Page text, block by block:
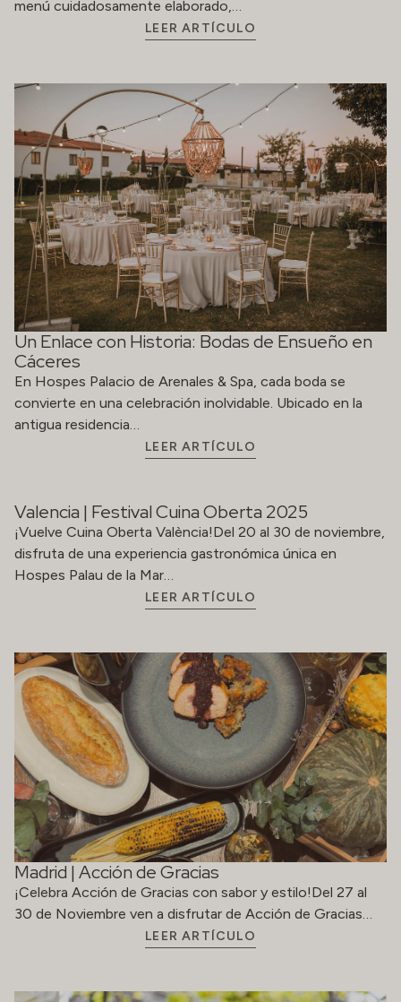
menú cuidadosamente elaborado,…
LEER ARTÍCULO
Un Enlace con Historia: Bodas de Ensueño en
Cáceres
En Hospes Palacio de Arenales & Spa, cada boda se
convierte en una celebración inolvidable. Ubicado en la
antigua residencia…
LEER ARTÍCULO
Valencia | Festival Cuina Oberta 2025
¡Vuelve Cuina Oberta València!Del 20 al 30 de noviembre,
disfruta de una experiencia gastronómica única en
Hospes Palau de la Mar…
LEER ARTÍCULO
Madrid | Acción de Gracias
¡Celebra Acción de Gracias con sabor y estilo!Del 27 al
30 de Noviembre ven a disfrutar de Acción de Gracias…
LEER ARTÍCULO